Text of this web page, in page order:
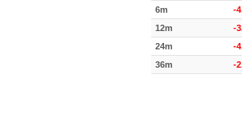
6m
-
12m
-
24m
-
36m
-